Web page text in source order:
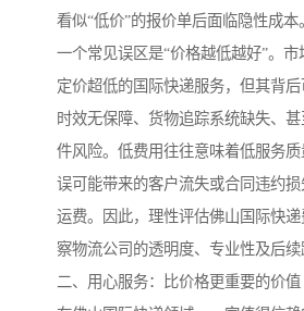
看似“低价”的报价单后面临隐性成本。
一个常见误区是“价格越低越好”。
定价超低的国际快递服务，但其背
时效无保障、货物追踪系统缺失、
件风险。低费用往往意味着低服务
误可能带来的客户流失或合同违约
运费。因此，理性评估佛山国际快
察物流公司的透明度、专业性及后续
二、用心服务：比价格更重要的价值